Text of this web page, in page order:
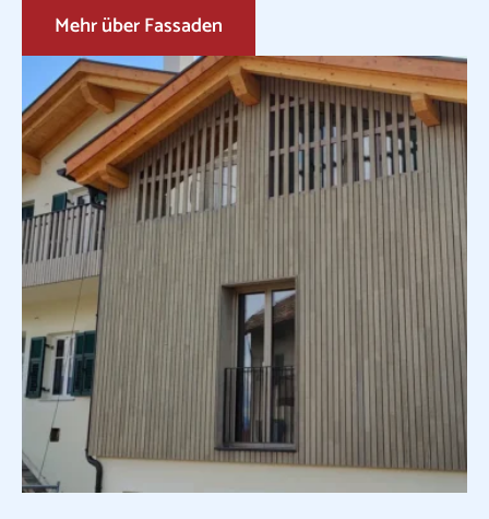
Mehr über Fassaden